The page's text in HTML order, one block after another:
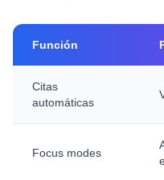
Función
Citas
automáticas
Focus modes